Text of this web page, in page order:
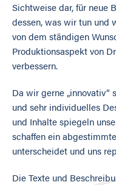
Sichtweise dar, für neue
dessen, was wir tun und
von dem ständigen
Produktionsaspekt von
verbessern.
Da wir gerne „innovativ“
und sehr individuelles
und Inhalte spiegeln
schaffen ein
unterscheidet und uns
Die Texte und